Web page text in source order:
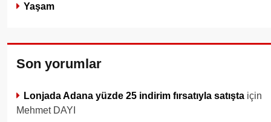
Yaşam
Son yorumlar
Lonjada Adana yüzde 25 indirim fırsatıyla satışta için
Mehmet DAYI